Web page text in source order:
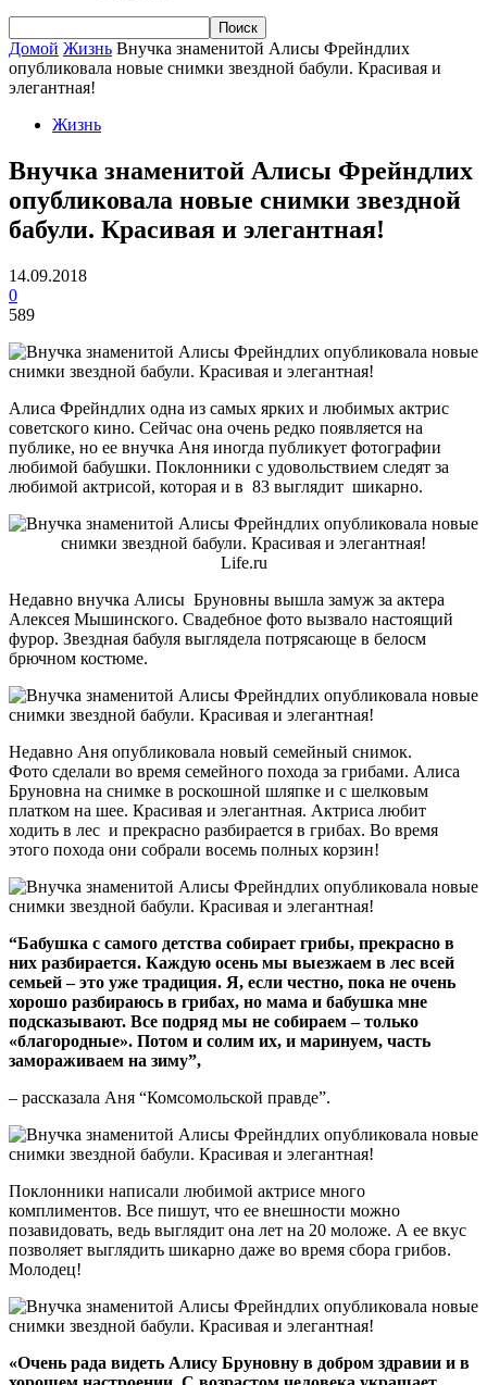
Домой Жизнь Внучка знаменитой Алисы Фрейндлих
опубликовала новые снимки звездной бабули. Красивая и
элегантная!
Жизнь
Внучка знаменитой Алисы Фрейндлих
опубликовала новые снимки звездной
бабули. Красивая и элегантная!
14.09.2018
0
589
Алиса Фрейндлих одна из самых ярких и любимых актрис
советского кино. Сейчас она очень редко появляется на
публике, но ее внучка Аня иногда публикует фотографии
любимой бабушки. Поклонники с удовольствием следят за
любимой актрисой, которая и в 83 выглядит шикарно.
Life.ru
Недавно внучка Алисы Бруновны вышла замуж за актера
Алексея Мышинского. Свадебное фото вызвало настоящий
фурор. Звездная бабуля выглядела потрясающе в белосм
брючном костюме.
Недавно Аня опубликовала новый семейный снимок.
Фото сделали во время семейного похода за грибами. Алиса
Бруновна на снимке в роскошной шляпке и с шелковым
платком на шее. Красивая и элегантная. Актриса любит
ходить в лес и прекрасно разбирается в грибах. Во время
этого похода они собрали восемь полных корзин!
“Бабушка с самого детства собирает грибы, прекрасно в
них разбирается. Каждую осень мы выезжаем в лес всей
семьей – это уже традиция. Я, если честно, пока не очень
хорошо разбираюсь в грибах, но мама и бабушка мне
подсказывают. Все подряд мы не собираем – только
«благородные». Потом и солим их, и маринуем, часть
замораживаем на зиму”,
– рассказала Аня “Комсомольской правде”.
Поклонники написали любимой актрисе много
комплиментов. Все пишут, что ее внешности можно
позавидовать, ведь выглядит она лет на 20 моложе. А ее вкус
позволяет выглядить шикарно даже во время сбора грибов.
Молодец!
«Очень рада видеть Алису Бруновну в добром здравии и в